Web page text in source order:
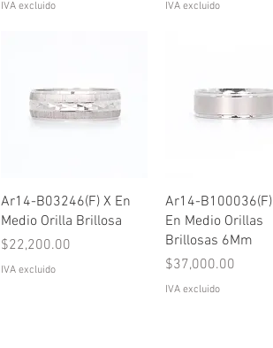
IVA excluido IVA excluido
Vista rápida
Ar14-B03246(F) X En
Medio Orilla Brillosa
Precio
$22,200.00
IVA excluido
Vista rápida
Ar14-
En Medio Orillas
Brillosas 6Mm
Precio
$37,000.00
IVA excluido